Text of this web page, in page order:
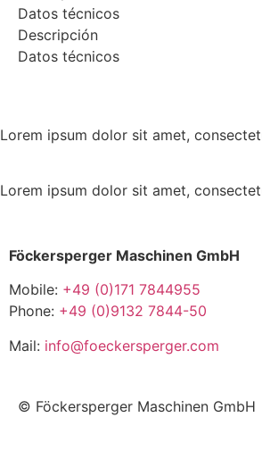
Datos técnicos
Descripción
Datos técnicos
Lorem ipsum dolor sit amet,
Lorem ipsum dolor sit amet,
Föckersperger Maschinen GmbH
Mobile: +49 (0)171 7844955
Phone: +49 (0)9132 7844-50
Mail: info@foeckersperger.com
© Föckersperger Maschinen GmbH